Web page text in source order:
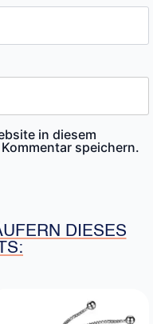
in diesem
speichern.
DIESES